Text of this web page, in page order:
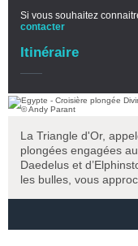
Si vous souhaitez
contacter
Itinéraire
La Triangle d'Or,
plongées engagées
Daedelus et
les bulles, vous